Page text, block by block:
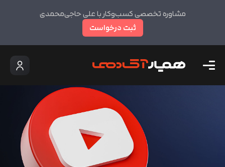
مشاوره تخصصی کسب‌وکار با علی حاجی‌محمدی
ثبت درخواست